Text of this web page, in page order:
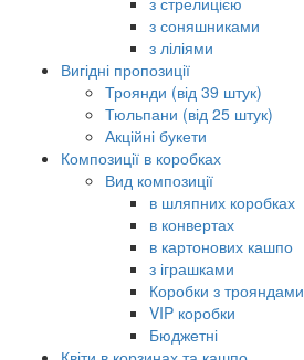
з соняшниками
з ліліями
Вигідні пропозиції
Троянди (від 39 штук)
Тюльпани (від 25 штук)
Акційні букети
Композиції в коробках
Вид композиції
в шляпних коробках
в конвертах
в картонових кашпо
з іграшками
Коробки з трояндами
VIP коробки
Бюджетні